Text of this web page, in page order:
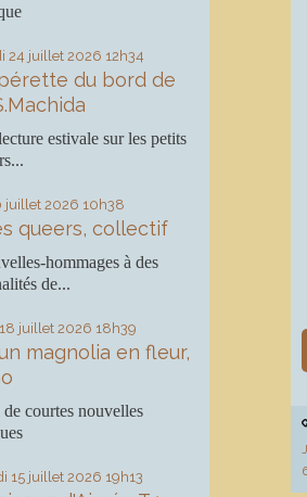
24 juillet 2026 12h34
du bord de
estivale sur les petits
juillet 2026 10h38
queers, collectif
hommages à des
de...
juillet 2026 18h39
magnolia en fleur,
courtes nouvelles
15 juillet 2026 19h13